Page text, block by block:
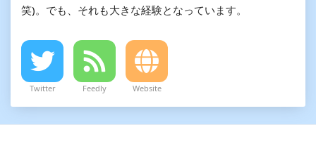
笑)。でも、それも大きな経験となっています。
Twitter Feedly Website